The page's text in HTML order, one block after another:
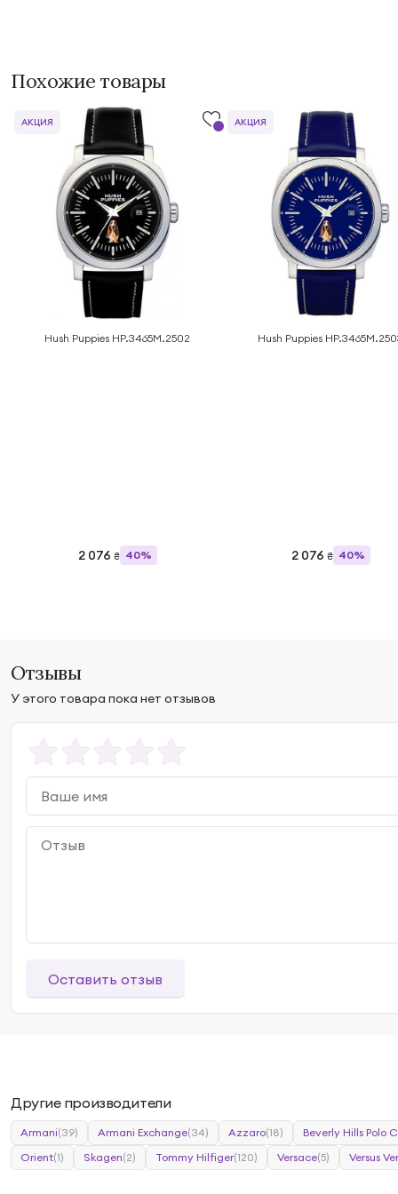
Похожие товары
Hush Puppies HP.3465M.2502
2 076 ₴ 40%
АКЦИЯ
Hush Puppies
2 076 ₴ 40%
АКЦИЯ
Отзывы
У этого товара пока нет отзывов
Оставить отзыв
Другие производители
Armani(39) Armani Exchange(34) Azzaro(18)
Beverly Hills Polo
Orient(1) Skagen(2) Tommy Hilfiger(120) Versace(5) Versus